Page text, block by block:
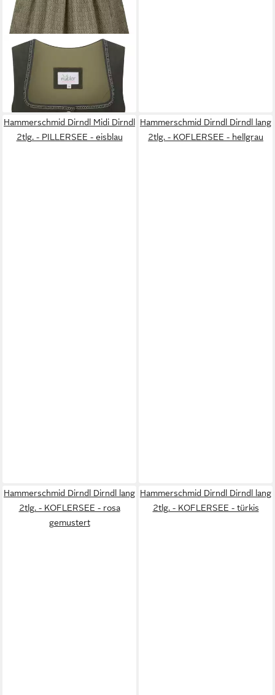
NÜBLER
Trachtenkleid Midi
Dirndl Feli in Dunkelgrün von
Nübler - Rocklänge 60 cm
ab 179,95 € UVP
-10%
Hammerschmid Dirndl Midi Dirndl
2tlg. - PILLERSEE - eisblau
Hammerschmid Dirndl Dirndl lang
2tlg. - KOFLERSEE - hellgrau
Hammerschmid Dirndl Dirndl lang
2tlg. - KOFLERSEE - rosa
gemustert
Hammerschmid Dirndl Dirndl lang
2tlg. - KOFLERSEE - türkis